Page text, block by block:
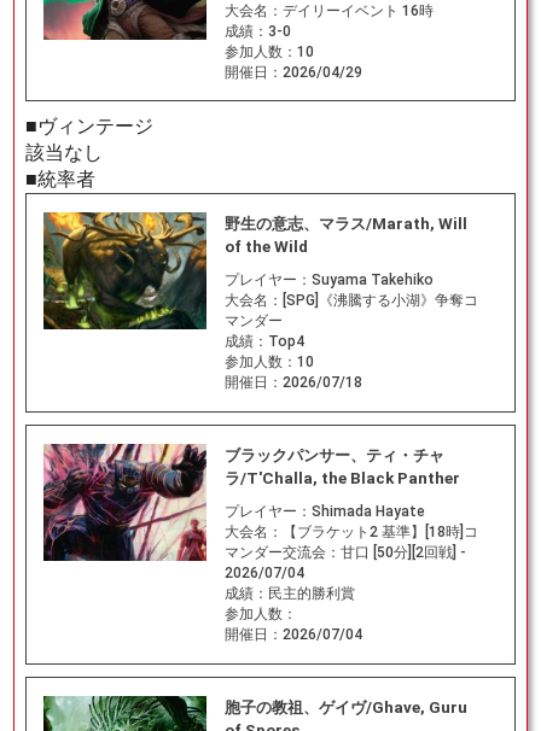
大会名： デイリーイベント 16時
成績： 3-0
参加人数： 10
開催日： 2026/04/29
■ヴィンテージ
該当なし
■統率者
野生の意志、マラス/Marath, Will
of the Wild
プレイヤー： Suyama Takehiko
大会名： [SPG]《沸騰する小湖》争奪コ
マンダー
成績： Top4
参加人数： 10
開催日： 2026/07/18
ブラックパンサー、ティ・チャ
ラ/T'Challa, the Black Panther
プレイヤー： Shimada Hayate
大会名：
【ブラケット2 基準】[18時]コ
マンダー交流会：甘口 [50分][2回戦] -
2026/07/04
成績： 民主的勝利賞
参加人数：
開催日： 2026/07/04
胞子の教祖、ゲイヴ/Ghave, Guru